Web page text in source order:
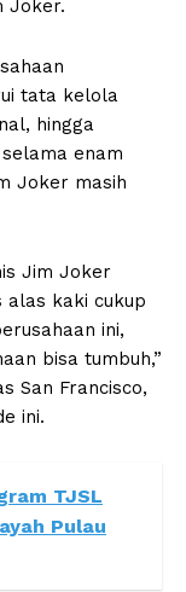
Joker.
tata kelola
hingga
enam
Joker masih
Jim Joker
kaki cukup
ini,
bisa tumbuh,”
San Francisco,
ini.
TJSL
Pulau